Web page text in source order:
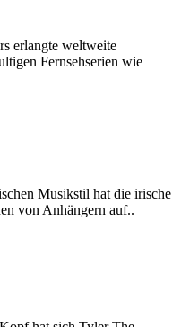
erlangte weltweite
Fernsehserien wie
Musikstil hat die irische
von Anhängern auf..